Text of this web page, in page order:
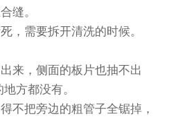
缝。
，需要拆开清洗的时候。
来，侧面的板片也抽不出
方都没有。
不把旁边的粗管子全锯掉，